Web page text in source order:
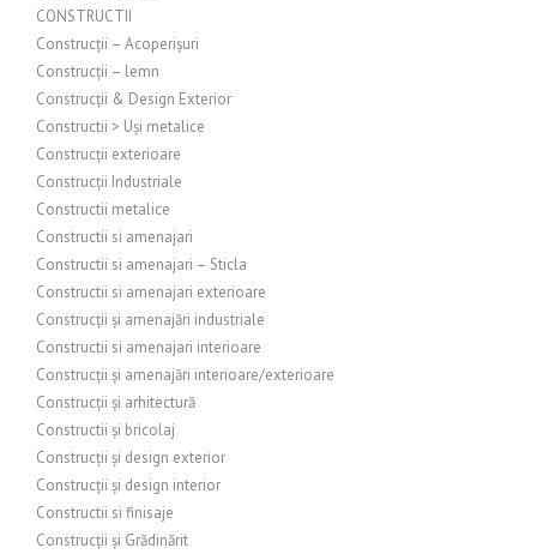
CONSTRUCTII
Construcții – Acoperișuri
Construcții – lemn
Construcții & Design Exterior
Constructii > Uși metalice
Construcții exterioare
Construcții Industriale
Constructii metalice
Constructii si amenajari
Constructii si amenajari – Sticla
Constructii si amenajari exterioare
Construcții și amenajări industriale
Constructii si amenajari interioare
Construcții și amenajări interioare/exterioare
Construcții și arhitectură
Constructii și bricolaj
Construcții și design exterior
Construcții și design interior
Constructii si finisaje
Construcții și Grădinărit